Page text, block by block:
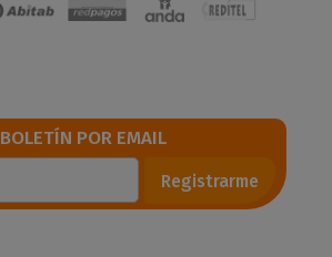
BOLETÍN POR EMAIL
Registrarme